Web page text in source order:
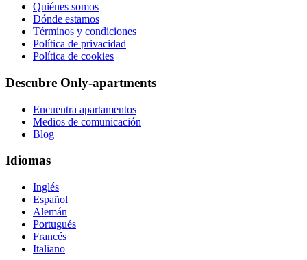
Quiénes somos
Dónde estamos
Términos y condiciones
Política de privacidad
Política de cookies
Descubre Only-apartments
Encuentra apartamentos
Medios de comunicación
Blog
Idiomas
Inglés
Español
Alemán
Portugués
Francés
Italiano